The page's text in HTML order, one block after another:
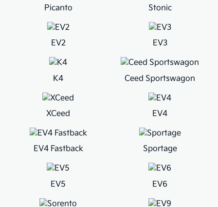
Picanto Stonic
EV2 EV3
K4 Ceed Sportswagon
XCeed EV4
EV4 Fastback Sportage
EV5 EV6